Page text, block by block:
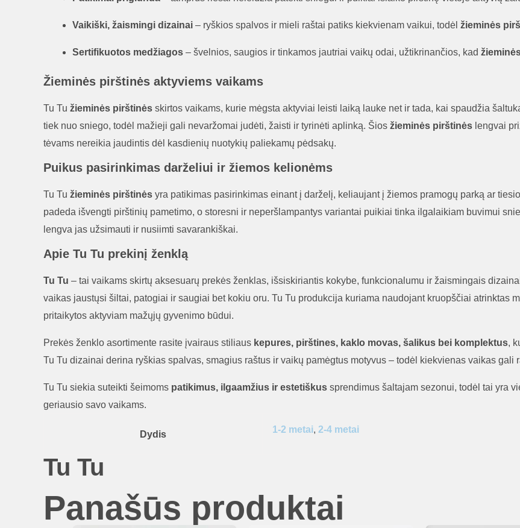
Vaikiški, žaismingi dizainai – ryškios spalvos ir mieli raštai patiks kiekvienam vaikui, todėl žieminės
Sertifikuotos medžiagos – švelnios, saugios ir tinkamos jautriai vaikų odai, užtikrinančios, kad
Žieminės pirštinės aktyviems vaikams
Tu Tu žieminės pirštinės skirtos vaikams, kurie mėgsta aktyviai leisti laiką lauke net ir tada, kai spaudžia
tiek nuo sniego, todėl mažieji gali nevaržomai judėti, žaisti ir tyrinėti aplinką. Šios žieminės pirštinės lengvai
tėvams nereikia jaudintis dėl kasdienių nuotykių paliekamų pėdsakų.
Puikus pasirinkimas darželiui ir žiemos kelionėms
Tu Tu žieminės pirštinės yra patikimas pasirinkimas einant į darželį, keliaujant į žiemos pramogų parką ar
padeda išvengti pirštinių pametimo, o storesni ir neperšlampantys variantai puikiai tinka ilgalaikiam buvimui
lengva jas užsimauti ir nusiimti savarankiškai.
Apie Tu Tu prekinį ženklą
Tu Tu – tai vaikams skirtų aksesuarų prekės ženklas, išsiskiriantis kokybe, funkcionalumu ir žaismingais
vaikas jaustųsi šiltai, patogiai ir saugiai bet kokiu oru. Tu Tu produkcija kuriama naudojant kruopščiai atrinktas
pritaikytos aktyviam mažųjų gyvenimo būdui.
Prekės ženklo asortimente rasite įvairaus stiliaus kepures, pirštines, kaklo movas, šalikus bei komplektus,
Tu Tu dizainai derina ryškias spalvas, smagius raštus ir vaikų pamėgtus motyvus – todėl kiekvienas vaikas gali
Tu Tu siekia suteikti šeimoms patikimus, ilgaamžius ir estetiškus sprendimus šaltajam sezonui, todėl tai yra
geriausio savo vaikams.
Dydis 1-2 metai, 2-4 metai
Tu Tu
Panašūs produktai